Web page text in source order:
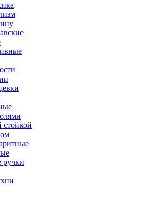
стойкой